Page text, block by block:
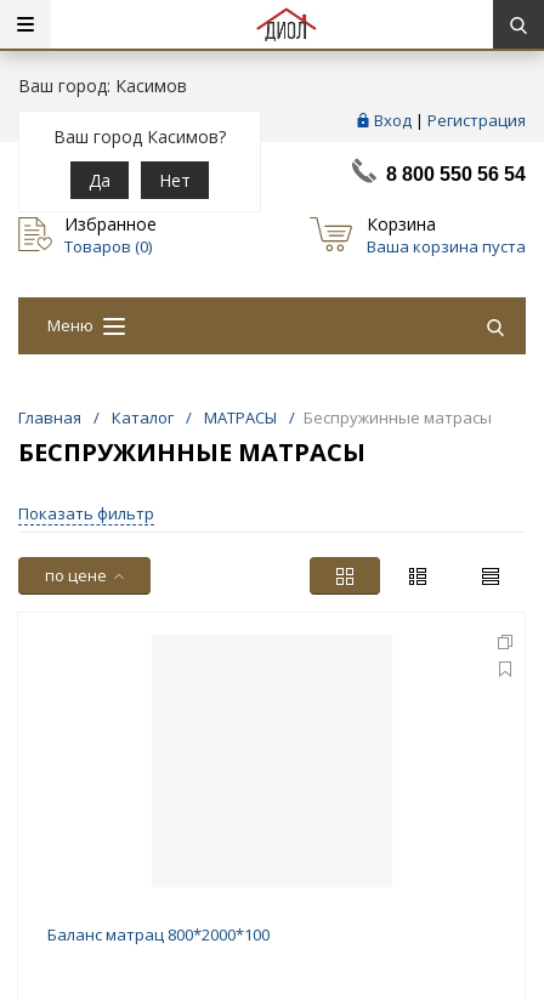
Ваш город: Касимов
Ваш город Касимов?
Да
Нет
Вход | Регистрация
8 800 550 56 54
Избранное
Товаров (0)
Корзина
Ваша корзина пуста
Меню
Главная / Каталог / МАТРАСЫ / Беспружинные матрасы
БЕСПРУЖИННЫЕ МАТРАСЫ
Показать фильтр
по цене
Баланс матрац 800*2000*100